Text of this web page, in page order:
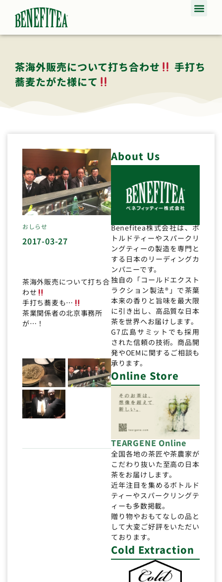
茶海外販売について打ち合わせ
手打ち
蕎麦たがた様にて
おしらせ
2017-03-27
茶海外販売について打ち合
わせ
手打ち蕎麦も…
茶業関係者の北京事務所
が…！
About Us
Benefitea株式会社は、ボ
トルドティーやスパークリ
ングティーの製造を専門と
する日本のリーディングカ
ンパニーです。
独自の「コールドエクスト
ラクション製法®」で茶葉
本来の香りと旨味を最大限
に引き出し、高品質な日本
茶を世界へお届けします。
G7広島サミットでも採用
された信頼の技術。商品開
発やOEMに関するご相談も
承ります。
Online Store
TEARGENE Online
全国各地の茶匠や茶農家が
こだわり抜いた至高の日本
茶をお届けします。
近年注目を集めるボトルド
ティーやスパークリングテ
ィーも多数掲載。
贈り物やおもてなしの品と
して大変ご好評をいただい
ております。
Cold Extraction